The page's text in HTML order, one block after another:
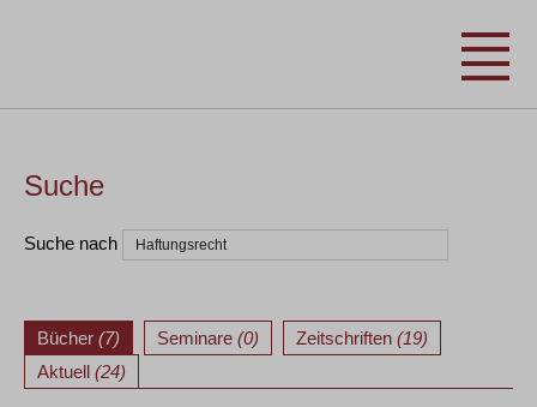
Suche
Suche nach
Bücher (7) Seminare (0) Zeitschriften (19)
Aktuell (24)